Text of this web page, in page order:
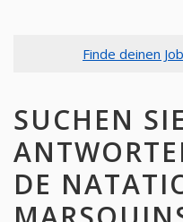
Finde deinen
SUCHEN
DE